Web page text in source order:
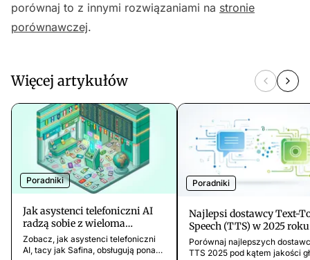
porównaj to z innymi rozwiązaniami na stronie
porównawczej.
Więcej artykułów
Poradniki
Jak asystenci telefoniczni AI
radzą sobie z wieloma
językami
Zobacz, jak asystenci telefoniczni
AI, tacy jak Safina, obsługują ponad
Poradniki
Najlepsi dostawcy Text-
Speech (TTS) w 2025
Przewodnik
Porównaj najlepszych
TTS 2025 pod kątem jakości